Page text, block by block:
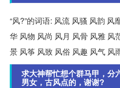
“风?”的词语: 风流 风骚 风韵
华 风物 风尚 风月 风骨 风雅 风
景 风筝 风致 风俗 风趣 风气 风
求大神帮忙想个群马甲，分
男女，古风点的，谢谢?